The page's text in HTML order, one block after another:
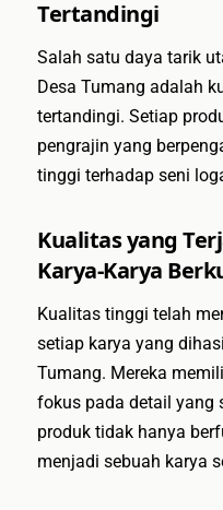
Tertandingi
Salah satu daya tarik
Desa Tumang adalah
tertandingi. Setiap
pengrajin yang
tinggi terhadap seni
Kualitas yang
Karya-Karya
Kualitas tinggi telah
setiap karya yang
Tumang. Mereka
fokus pada detail yang
produk tidak hanya
menjadi sebuah karya